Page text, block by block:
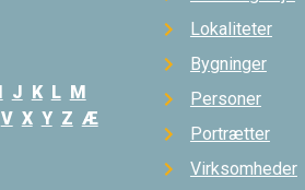
J K L M
V X Y Z Æ
Lokaliteter
Bygninger
Personer
Portrætter
Virksomheder